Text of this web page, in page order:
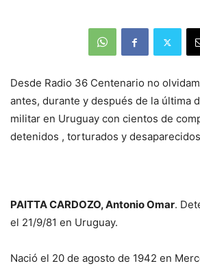
Desde Radio 36 Centenario no
antes, durante y después de la última
militar en Uruguay con cientos de
detenidos , torturados y
PAITTA CARDOZO, Antonio Omar.
el 21/9/81 en Uruguay.
Nació el 20 de agosto de 1942 en